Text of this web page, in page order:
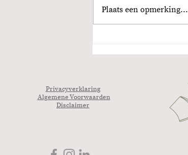
Plaats een opmerking...
Privacyverklaring
Algemene Voorwaarden
Disclaimer